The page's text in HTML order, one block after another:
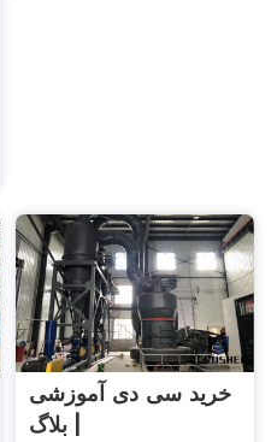
خرید سی دی آموزشی
| بلاگ